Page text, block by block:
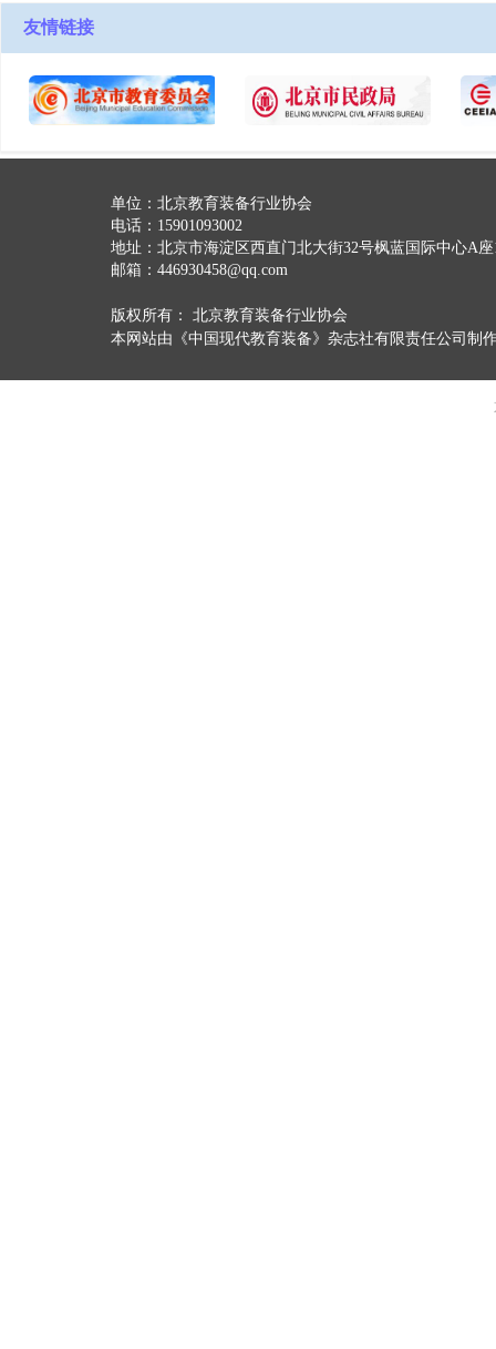
友情链接
单位： 北京教育装备行业协会
电话： 15901093002
地址： 北京市海淀区西直门北大街32号枫蓝国际中心A座
邮箱： 446930458@qq.com
版权所有： 北京教育装备行业协会
本网站由《中国现代教育装备》杂志社有限责任公司制